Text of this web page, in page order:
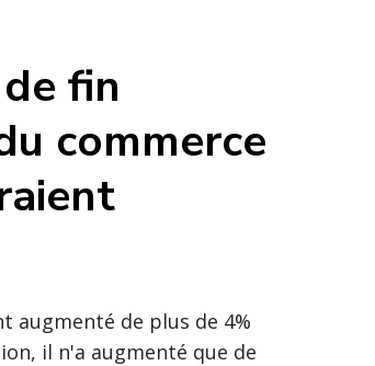
fin
commerce
augmenté de plus de 4%
il n'a augmenté que de